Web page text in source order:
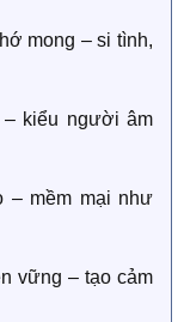
mong – si tình,
kiểu người âm
– mềm mại như
vững – tạo cảm